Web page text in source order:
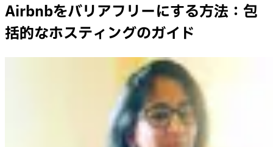
Airbnbをバリアフリーにする方法：包
括的なホスティングのガイド